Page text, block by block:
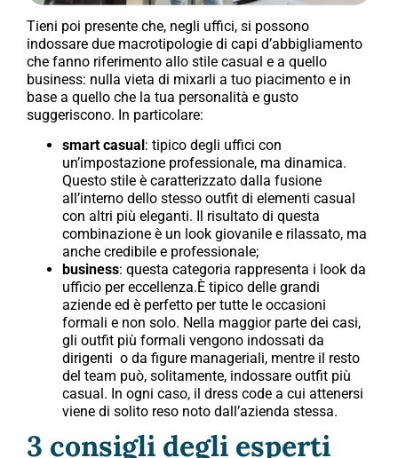
Tieni poi presente che, negli uffici, si possono
indossare due macrotipologie di capi d’abbigliamento
che fanno riferimento allo stile casual e a quello
business: nulla vieta di mixarli a tuo piacimento e in
base a quello che la tua personalità e gusto
suggeriscono. In particolare:
smart casual : tipico degli uffici con
un’impostazione professionale, ma dinamica.
Questo stile è caratterizzato dalla fusione
all’interno dello stesso outfit di elementi casual
con altri più eleganti. Il risultato di questa
combinazione è un look giovanile e rilassato, ma
anche credibile e professionale;
business: questa categoria rappresenta i look da
ufficio per eccellenza.È tipico delle grandi
aziende ed è perfetto per tutte le occasioni
formali e non solo. Nella maggior parte dei casi,
gli outfit più formali vengono indossati da
dirigenti o da figure manageriali, mentre il resto
del team può, solitamente, indossare outfit più
casual. In ogni caso, il dress code a cui attenersi
viene di solito reso noto dall’azienda stessa.
3 consigli degli esperti